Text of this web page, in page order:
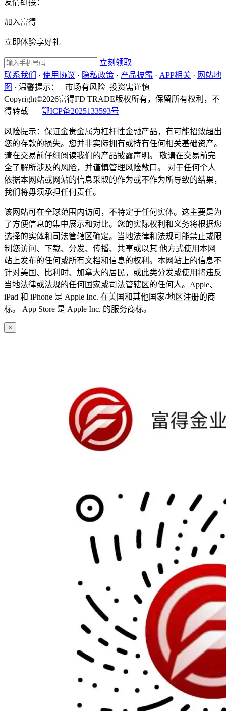
友情链接：
加入富得
立即体验享好礼
立刻领取
联系我们
· 使用协议 · 隐私政策 · 产品披露 · APP相关 · 网站地
图 · 温馨提示：
市场有风险 投资需谨慎
Copyright©2026富得FD TRADE版权所有，保留所有权利，不
得转载
| 鄂ICP备2025133593号
风险提示：保证金贵金属为杠杆性金融产品，有可能招致超出
您的存款的损失。您并非实际拥有或持有任何相关基础资产。
请在交易前仔细阅读我们的产品披露声明。 敬请在交易前完
全了解所涉及的风险，并谨慎管理风险敞口。 对于任何个人
依据本网站或网站的信息采取的作为或不作为所导致的结果，
我们将毋须承担任何责任。
该网站可在全球范围内访问，不特定于任何实体。这主要是为
了方便信息的集中展示和对比。您的实际权利和义务将根据您
选择的实体和司法管辖区确定。当地法律和法规可能禁止或限
制您访问、下载、分发、传播、共享或以其 他方式使用本网
站上发布的任何或所有文档和信息的权利。本网站上的信息不
针对美国、比利时、加拿大的居民，或此类分发或使用将违反
当地法律或法规的任何国家或司法管辖区的任何人。Apple、
iPad 和 iPhone 是 Apple Inc. 在美国和其他国家/地区注册的商
标。 App Store 是 Apple Inc. 的服务商标。
×